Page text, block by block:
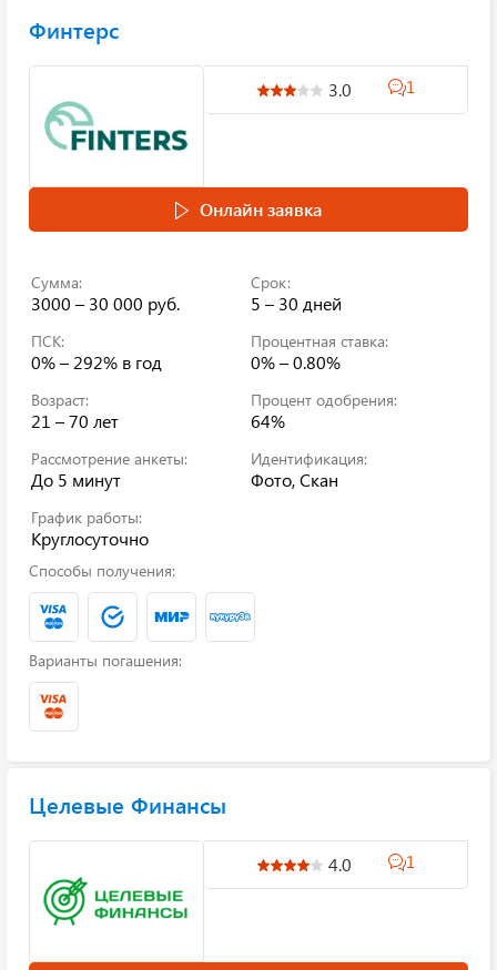
Финтерс
3.0 1
Онлайн заявка
Сумма:
3000 – 30 000 руб.
Срок:
5 – 30 дней
ПСК:
0% – 292% в год
Процентная ставка:
0% – 0.80%
Возраст:
21 – 70 лет
Процент одобрения:
64%
Рассмотрение анкеты:
До 5 минут
Идентификация:
Фото, Скан
График работы:
Круглосуточно
Способы получения:
Варианты погашения:
Целевые Финансы
4.0 1